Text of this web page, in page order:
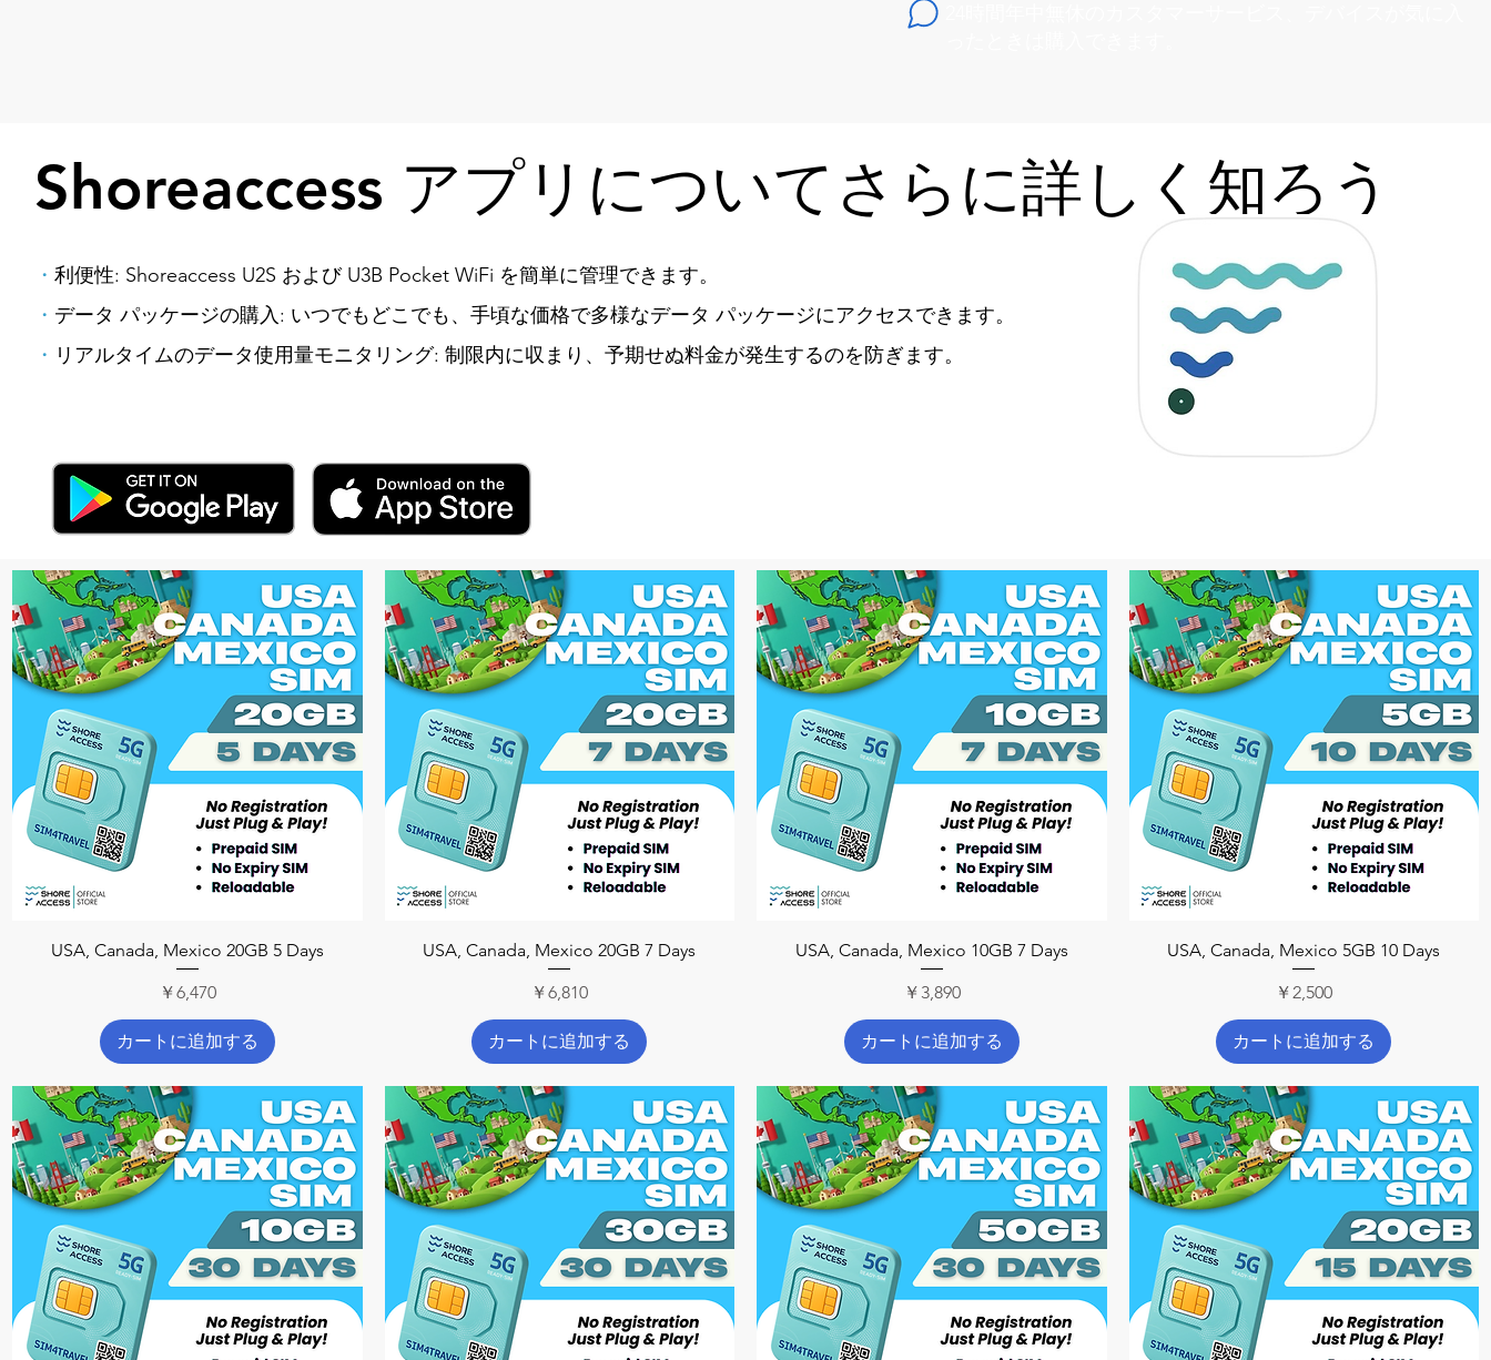
Shoreaccess アプリについてさらに詳しく知ろう
・ 利便性: Shoreaccess U2S および U3B Pocket WiFi を簡単に管理できます。
・ データ パッケージの購入: いつでもどこでも、手頃な価格で多様なデータ パッケージにアクセスできます。
・ リアルタイムのデータ使用量モニタリング: 制限内に収まり、予期せぬ料金が発生するのを防ぎます。
クイックビュー
USA, Canada, Mexico 20GB 5 Days
価格
￥6,470
カートに追加する
クイックビュー
USA, Canada, Mexico 20GB 7 Days
価格
￥6,810
カートに追加する
クイックビュー
USA, Canada, Mexico 10GB 7 Days
価格
￥3,890
カートに追加する
クイックビュー
USA, Canada, Mexico 5GB 10 Days
価格
￥2,500
カートに追加する